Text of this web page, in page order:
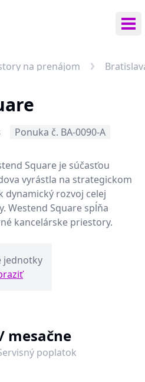
na prenájom
Ponuka č. BA-0090-A
Square je súčasťou
vyrástla na strategickom
dynamický rozvoj celej
Westend Square spĺňa
kancelárske priestory.
jednotky
mesačne
poplatok